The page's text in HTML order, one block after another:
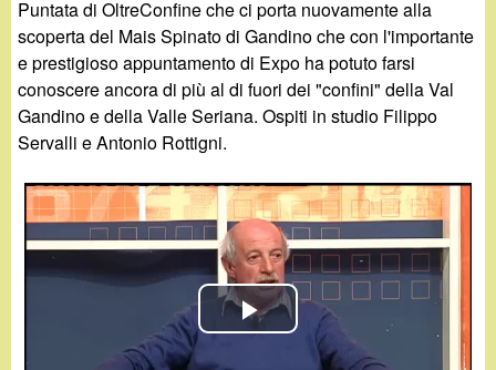
g
a
n
d
n
i
c
e
c
a
Puntata di OltreConfine che ci porta nuovamente alla
scoperta del Mais Spinato di Gandino che con l'importante
e prestigioso appuntamento di Expo ha potuto farsi
conoscere ancora di più al di fuori dei "confini" della Val
Gandino e della Valle Seriana. Ospiti in studio Filippo
Servalli e Antonio Rottigni.
P